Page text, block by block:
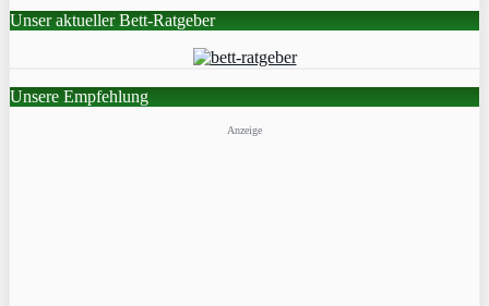
Unser aktueller Bett-Ratgeber
Unsere Empfehlung
Anzeige